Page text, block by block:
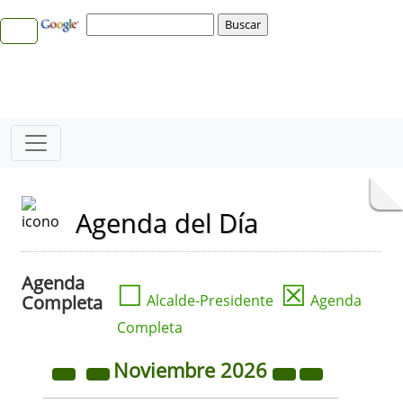
Agenda del Día
Agenda
Completa
☐ Alcalde-Presidente ☒ Agenda
Completa
Noviembre 2026